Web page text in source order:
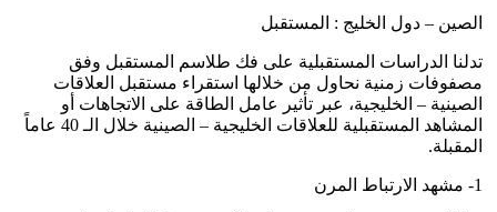
الصين – دول الخليج : المستقبل
تدلنا الدراسات المستقبلية على فك طلاسم المستقبل وفق
مصفوفات زمنية نحاول من خلالها استقراء مستقبل العلاقات
الصينية – الخليجية، عبر تأثير عامل الطاقة على الاتجاهات أو
المشاهد المستقبلية للعلاقات الخليجية – الصينية خلال الـ 40 عاماً
المقبلة.
1- مشهد الارتباط المرن